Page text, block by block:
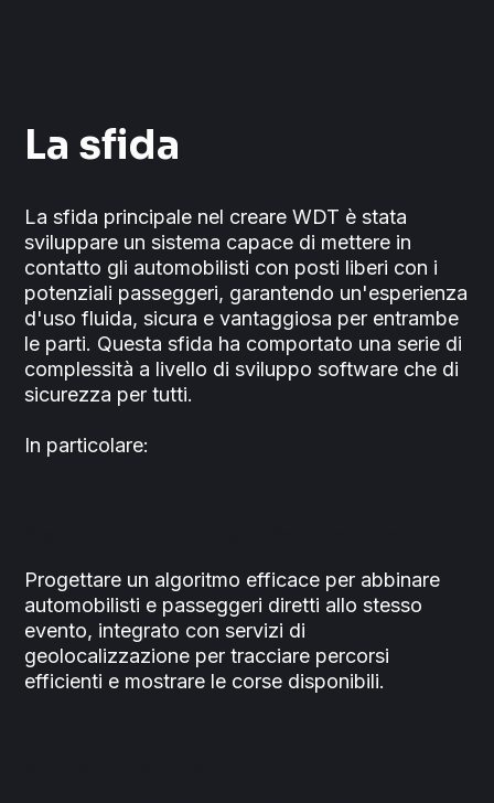
La sfida
La sfida principale nel creare WDT è stata
sviluppare un sistema capace di mettere in
contatto gli automobilisti con posti liberi con i
potenziali passeggeri, garantendo un'esperienza
d'uso fluida, sicura e vantaggiosa per entrambe
le parti. Questa sfida ha comportato una serie di
complessità a livello di sviluppo software che di
sicurezza per tutti.
In particolare:
Progettare un algoritmo efficace per abbinare
automobilisti e passeggeri diretti allo stesso
evento, integrato con servizi di
geolocalizzazione per tracciare percorsi
efficienti e mostrare le corse disponibili.